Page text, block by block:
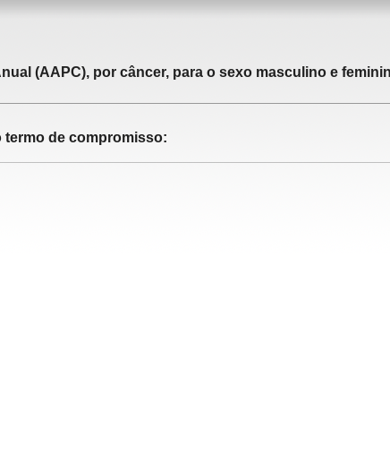
(AAPC), por câncer, para o sexo masculino e
termo de compromisso: